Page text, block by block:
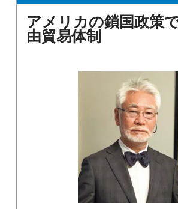
アメリカの鎖国政策
由貿易体制